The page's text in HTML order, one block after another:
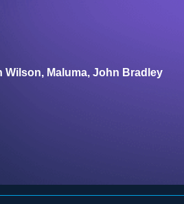
Wilson, Maluma, John Bradley